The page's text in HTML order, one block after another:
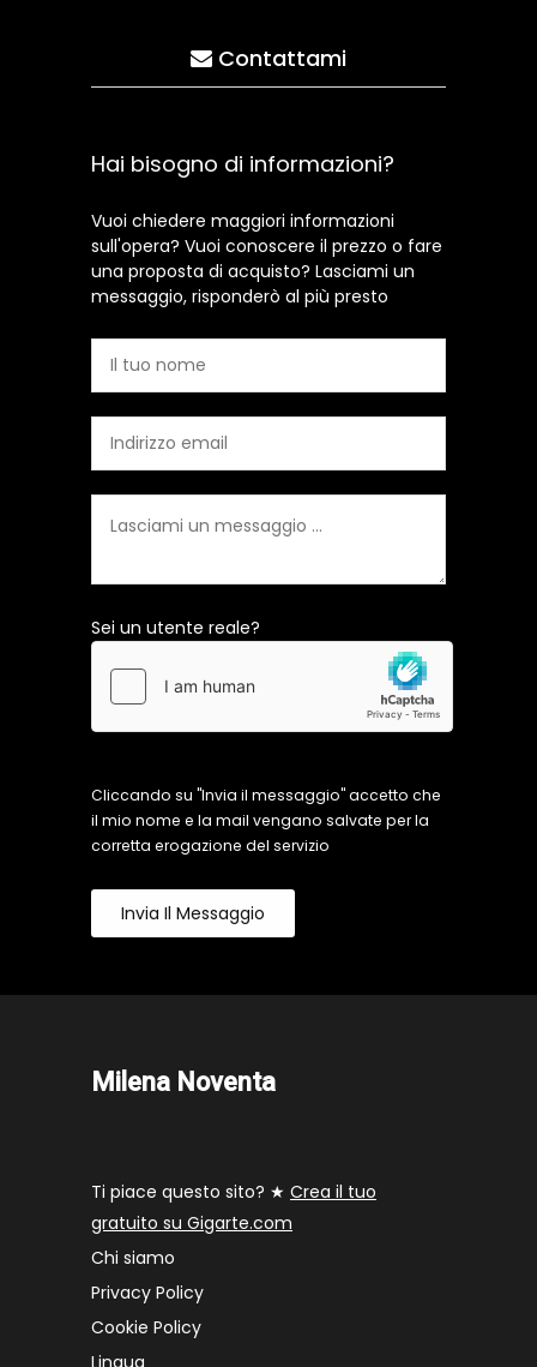
Contattami
Hai bisogno di informazioni?
Vuoi chiedere maggiori informazioni
sull'opera? Vuoi conoscere il prezzo o fare
una proposta di acquisto? Lasciami un
messaggio, risponderò al più presto
Sei un utente reale?
Cliccando su "Invia il messaggio" accetto che
il mio nome e la mail vengano salvate per la
corretta erogazione del servizio
Invia Il Messaggio
Milena Noventa
Ti piace questo sito? ★ Crea il tuo
gratuito su Gigarte.com
Chi siamo
Privacy Policy
Cookie Policy